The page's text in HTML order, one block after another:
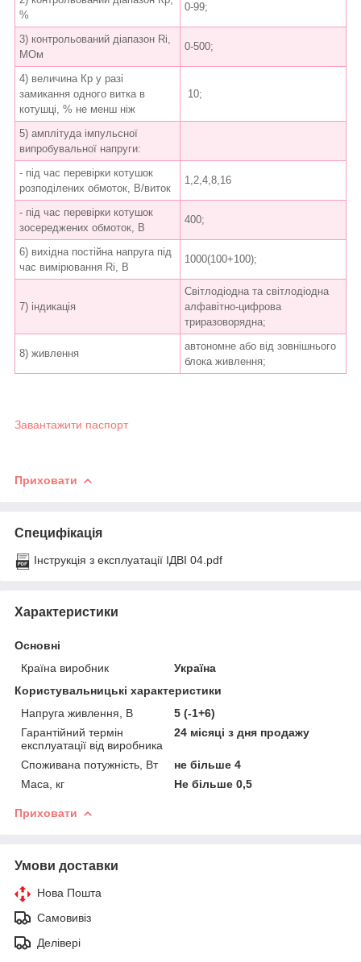
%
0-99;
3) контрольований діапазон Ri,
МОм
0-500;
4) величина Кр у разі
замикання одного витка в
котушці, % не менш ніж
10;
5) амплітуда імпульсної
випробувальної напруги:
- під час перевірки котушок
розподілених обмоток, В/виток
1,2,4,8,16
- під час перевірки котушок
зосереджених обмоток, В
400;
6) вихідна постійна напруга під
час вимірювання Ri, В
1000(100+100);
7) індикація
Світлодіодна та світлодіодна
алфавітно-цифрова
триразоворядна;
8) живлення
автономне або від зовнішнього
блока живлення;
Завантажити паспорт
Приховати
Специфікація
Інструкція з експлуатації ІДВІ 04.pdf
Характеристики
Основні
Країна виробник
Україна
Користувальницькі характеристики
Напруга живлення, В
5 (-1+6)
Гарантійний термін
експлуатації від виробника
24 місяці з дня продажу
Споживана потужність, Вт
не більше 4
Маса, кг
Не більше 0,5
Приховати
Умови доставки
Нова Пошта
Самовивіз
Делівері